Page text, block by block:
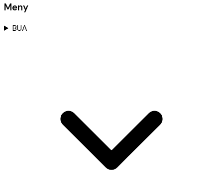
Meny
BUA